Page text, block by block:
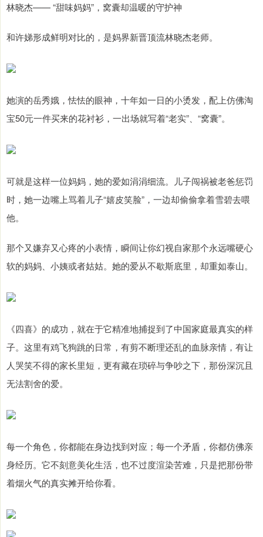
林晓杰—— “甜味妈妈”，窝囊却温暖的守护神
和许娣形成鲜明对比的，是妈界新晋顶流林晓杰老师。
她演的岳秀娥，怯怯的眼神，十年如一日的小烫发，配上仿佛淘
宝50元一件买来的花衬衫，一出场就写着“老实”、“窝囊”。
可就是这样一位妈妈，她的爱如涓涓细流。儿子闯祸被老爸惩罚
时，她一边嘴上骂着儿子“嬉皮笑脸”，一边却偷偷拿着雪碧去喂
他。
那个又嫌弃又心疼的小表情，瞬间让你幻视自家那个永远嘴硬心
软的妈妈、小姨或者姑姑。她的爱从不歇斯底里，却重如泰山。
《四喜》的成功，就在于它精准地捕捉到了中国家庭最真实的样
子。这里有鸡飞狗跳的日常，有剪不断理还乱的血脉亲情，有让
人哭笑不得的家长里短，更有藏在琐碎与争吵之下，那份深沉且
无法割舍的爱。
每一个角色，你都能在身边找到对应；每一个矛盾，你都仿佛亲
身经历。它不刻意美化生活，也不过度渲染苦难，只是把那份带
着烟火气的真实摊开给你看。